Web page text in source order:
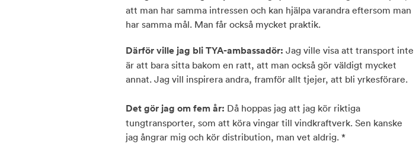
att man har samma intressen och kan hjälpa varandra eftersom man
har samma mål. Man får också mycket praktik.
Därför ville jag bli TYA-ambassadör: Jag ville visa att transport inte
är att bara sitta bakom en ratt, att man också gör väldigt mycket
annat. Jag vill inspirera andra, framför allt tjejer, att bli yrkesförare.
Det gör jag om fem år: Då hoppas jag att jag kör riktiga
tungtransporter, som att köra vingar till vindkraftverk. Sen kanske
jag ångrar mig och kör distribution, man vet aldrig. *